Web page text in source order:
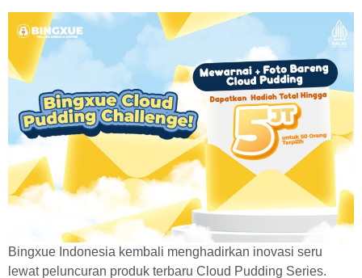
Bingxue Indonesia kembali menghadirkan inovasi seru
lewat peluncuran produk terbaru Cloud Pudding Series.